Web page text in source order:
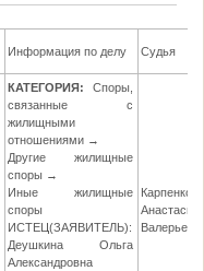
Информация по делу Судья
КАТЕГОРИЯ:
Споры,
связанные с
жилищными
отношениями →
Другие жилищные
споры →
Иные жилищные
споры
ИСТЕЦ(ЗАЯВИТЕЛЬ):
Деушкина Ольга
Александровна
Карпенко
Анастасия